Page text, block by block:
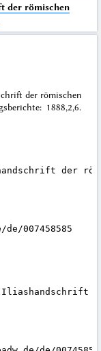
der römischen
der römischen
1888,2,6.
der
007458585